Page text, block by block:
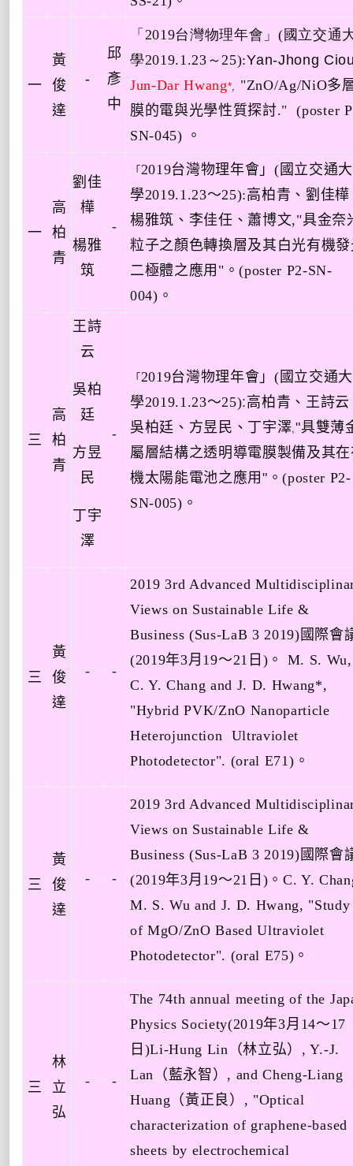
一
黃
俊
達
-
邱
彥
中
「 2019台灣物理年會」(國立交通
學2019.1.23 ～ 25):Yan-Jhong
Jun-Dar Hwang* "ZnO/Ag/NiO多
膜的電與光學性質探討." (poster
SN-045) 。
一
高
柏
青
劉佳
樺
楊雅
筑
-
「 2019台灣物理年會」( 國立交通大
學2019.1.23～25):高柏青 、 劉佳樺
楊雅筑 、 李佳任 、 蕭博文, "具金奈
粒子之顏色轉換層及其白光有機
二極體之應用 " 。(poster P2-SN-
004) 。
三
高
柏
青
王詩
云
吳柏
廷
方昱
民
丁宇
澤
-
「 2019台灣物理年會」( 國立交通大
學2019.1.23～25):高柏青 、 王詩云
吳柏廷 、 方昱民 、 丁宇澤 ,"具雙薄
屬層結構之透明導電膜製備及其
機太陽能電池之應用" 。(poster P2-
SN-005) 。
三
黃
俊
達
- -
2019 3rd Advanced
Views on Sustainable Life &
Business (Sus-LaB 3 2019) 國際會
(2019年3月 19～21 日 ) 。
M. S. Wu,
C. Y. Chang and J. D. Hwang*,
"Hybrid PVK/ZnO Nanoparticle
Heterojunction Ultraviolet
Photodetector". (oral E71 ) 。
三
黃
俊
達
- -
2019 3rd Advanced
Views on Sustainable Life &
Business (Sus-LaB 3 2019) 國際會
(2019年3月 19～21 日 ) 。 C. Y.
M. S. Wu and J. D. Hwang, "Study
of MgO/ZnO Based Ultraviolet
Photodetector". (oral E75) 。
三
林
立
弘
- -
The 74th annual meeting of the
Physics Society(2019年3月 14～17
日 )Li-Hung Lin （林立弘） , Y.-J.
Lan
（藍永智） , and Cheng-Liang
Huang （黃正良） , "Optical
characterization of graphene-based
sheets by electrochemical